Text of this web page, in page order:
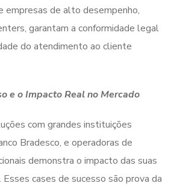
empresas de alto desempenho,
garantam a conformidade legal
do atendimento ao cliente
e o Impacto Real no Mercado
com grandes instituições
Bradesco, e operadoras de
demonstra o impacto das suas
cases de sucesso são prova da